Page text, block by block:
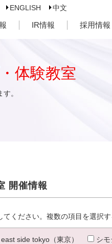
ENGLISH 中文
IR情報 採用情報
体験教室
。
開催情報
ください。複数の項目を選択す
east side tokyo（東京） シ